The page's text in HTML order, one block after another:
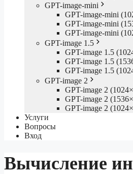
GPT-image-mini
GPT-image-mini
GPT-image-mini
GPT-image-mini
GPT-image 1.5
GPT-image 1.5
GPT-image 1.5
GPT-image 1.5
GPT-image 2
GPT-image 2
GPT-image 2
GPT-image 2
Услуги
Вопросы
Вход
Вычисление